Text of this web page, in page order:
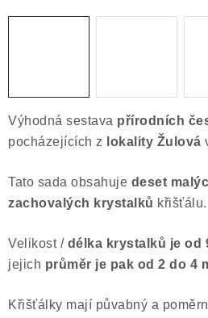
Výkup minerálů a drahých kamenů
Formulář pro odstoupení od
Poučení o právu na odstoupení od
Výhodná sestava přírodních
pocházejících z lokality Žulová
Tato sada obsahuje deset
zachovalých krystalků křišťálu.
Velikost / délka krystalků je od
jejich průměr je pak od 2 do 4
Křišťálky mají půvabný a